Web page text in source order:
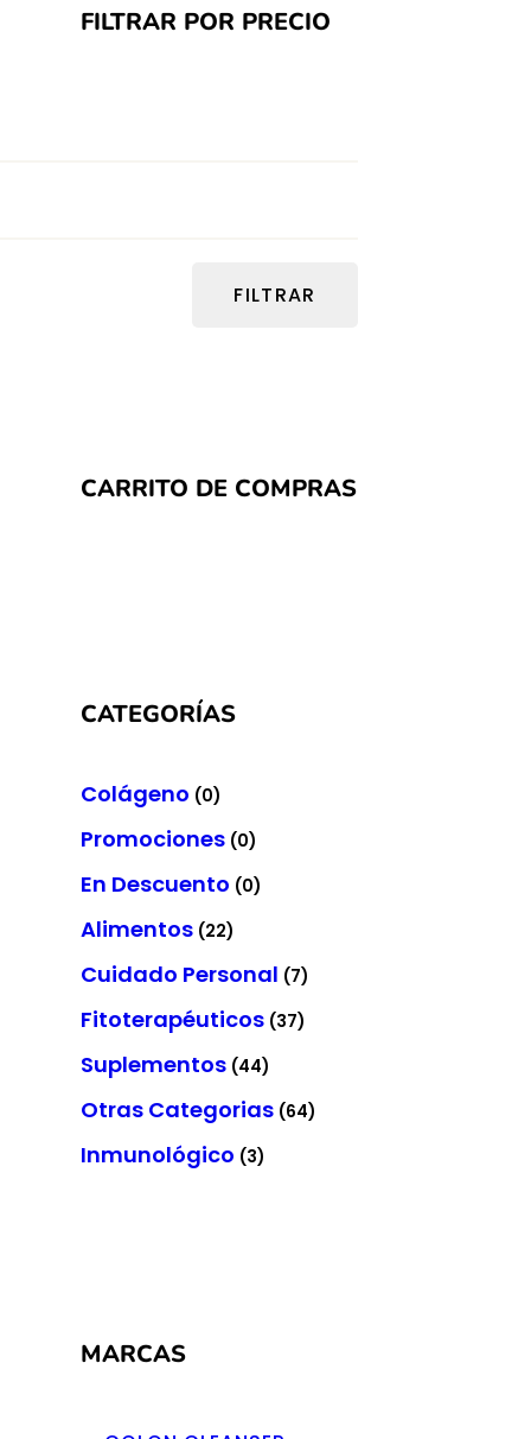
FILTRAR POR PRECIO
FILTRAR
CARRITO DE COMPRAS
CATEGORÍAS
Colágeno (0)
Promociones (0)
En Descuento (0)
Alimentos (22)
Cuidado Personal (7)
Fitoterapéuticos (37)
Suplementos (44)
Otras Categorias (64)
Inmunológico (3)
MARCAS